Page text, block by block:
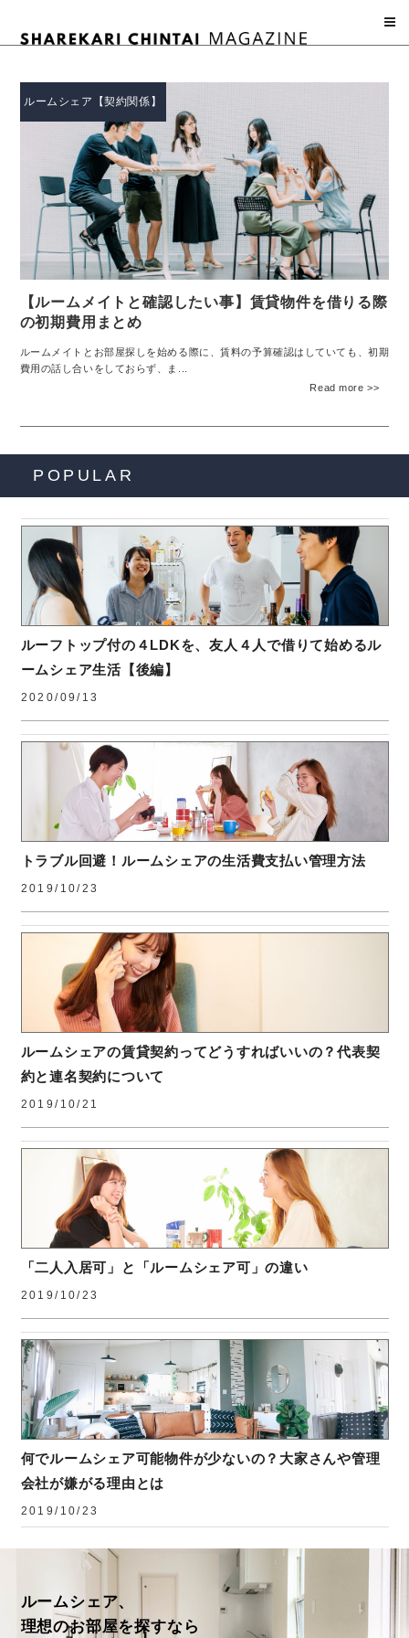
テ
【ルームメイトと確認したい事】賃貸物件を借りる際
の初期費用まとめ
ルームメイトとお部屋探しを始める際に、賃料の予算確認はしていても、初期
費用の話し合いをしておらず、ま...
Read more >>
ルームシェア【契約関係】
POPULAR
ルーフトップ付の４LDKを、友人４人で借りて始めるル
ームシェア生活【後編】
2020/09/13
トラブル回避！ルームシェアの生活費支払い管理方法
2019/10/23
ルームシェアの賃貸契約ってどうすればいいの？代表契
約と連名契約について
2019/10/21
「二人入居可」と「ルームシェア可」の違い
2019/10/23
何でルームシェア可能物件が少ないの？大家さんや管理
会社が嫌がる理由とは
2019/10/23
ルームシェア、
理想のお部屋を探すなら